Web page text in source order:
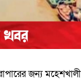
জন্য